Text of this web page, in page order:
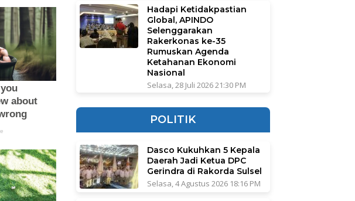
Hadapi Ketidakpastian
Global, APINDO
Selenggarakan
Rakerkonas ke-35
Rumuskan Agenda
Ketahanan Ekonomi
Nasional
Selasa, 28 Juli 2026 21:30 PM
POLITIK
Dasco Kukuhkan 5 Kepala
Daerah Jadi Ketua DPC
Gerindra di Rakorda Sulsel
Selasa, 4 Agustus 2026 18:16 PM